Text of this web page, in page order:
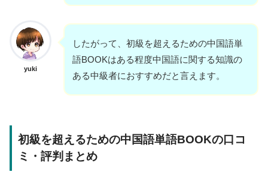
yuki
したがって、初級を超えるための中国語単
語BOOKはある程度中国語に関する知識の
ある中級者におすすめだと言えます。
初級を超えるための中国語単語BOOKの口コ
ミ・評判まとめ